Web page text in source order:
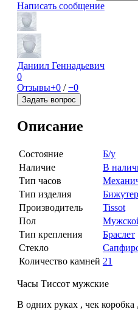
Написать сообщение
Даниил Геннадьевич
0
Отзывы+0/−0
Задать вопрос
Описание
Состояние
Б/у
Наличие
В
Тип часов
Тип изделия
Производитель
Tissot
Пол
Тип крепления
Браслет
Стекло
Количество камней 21
Часы Тиссот мужские
В одних руках , чек